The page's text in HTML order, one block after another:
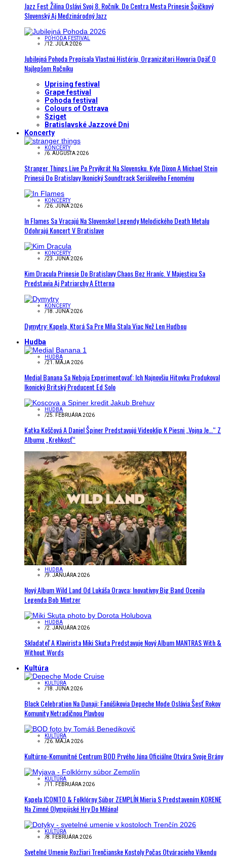
Jazz Fest Žilina Oslávi Svoj 8. Ročník. Do Centra Mesta Prinesie Špičkový
Slovenský Aj Medzinárodný Jazz
POHODA FESTIVAL
/12. JÚLA 2026
Jubilejná Pohoda Prepísala Vlastnú Históriu, Organizátori Hovoria Opäť O
Najlepšom Ročníku
Uprising festival
Grape festival
Pohoda festival
Colours of Ostrava
Sziget
Bratislavské Jazzové Dni
Koncerty
KONCERTY
/6. AUGUSTA 2026
Stranger Things Live Po Prvýkrát Na Slovensku. Kyle Dixon A Michael Stein
Prinesú Do Bratislavy Ikonický Soundtrack Seriálového Fenoménu
KONCERTY
/26. JÚNA 2026
In Flames Sa Vracajú Na Slovensko! Legendy Melodického Death Metalu
Odohrajú Koncert V Bratislave
KONCERTY
/23. JÚNA 2026
Kim Dracula Prinesie Do Bratislavy Chaos Bez Hraníc. V Majesticu Sa
Predstavia Aj Patriarchy A Etterna
KONCERTY
/18. JÚNA 2026
Dymytry: Kapela, Ktorá Sa Pre Mňa Stala Viac Než Len Hudbou
Hudba
HUDBA
/21. MÁJA 2026
Medial Banana Sa Neboja Experimentovať: Ich Najnovšiu Hitovku Produkoval
Ikonický Britský Producent Ed Solo
HUDBA
/25. FEBRUÁRA 2026
Katka Koščová A Daniel Špiner Predstavujú Videoklip K Piesni „Vojna Je…“ Z
Albumu „Krehkosť“
HUDBA
/9. JANUÁRA 2026
Nový Album Wild Land Od Lukáša Oravca: Inovatívny Big Band Ocenila
Legenda Bob Mintzer
HUDBA
/2. JANUÁRA 2026
Skladateľ A Klavirista Miki Skuta Predstavuje Nový Album MANTRAS With &
Without Words
Kultúra
KULTÚRA
/18. JÚNA 2026
Black Celebration Na Dunaji: Fanúšikovia Depeche Mode Oslávia Šesť Rokov
Komunity Netradičnou Plavbou
KULTÚRA
/26. MÁJA 2026
Kultúrno-Komunitné Centrum BOD Prvého Júna Oficiálne Otvára Svoje Brány
KULTÚRA
/11. FEBRUÁRA 2026
Kapela ICONITO & Folklórny Súbor ZEMPLÍN Mieria S Predstavením KORENE
Na Zimné Olympijské Hry Do Milána!
KULTÚRA
/8. FEBRUÁRA 2026
Svetelné Umenie Rozžiari Trenčianske Kostoly Počas Otváracieho Víkendu